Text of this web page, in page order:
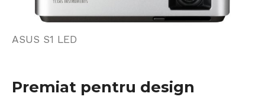
ASUS S1 LED
Premiat pentru design